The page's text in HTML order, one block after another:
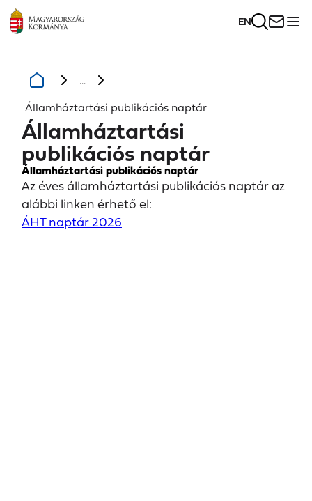
EN
...
Államháztartási publikációs naptár
Államháztartási
publikációs naptár
Államháztartási publikációs naptár
Az éves államháztartási publikációs naptár az
alábbi linken érhető el:
ÁHT naptár 2026